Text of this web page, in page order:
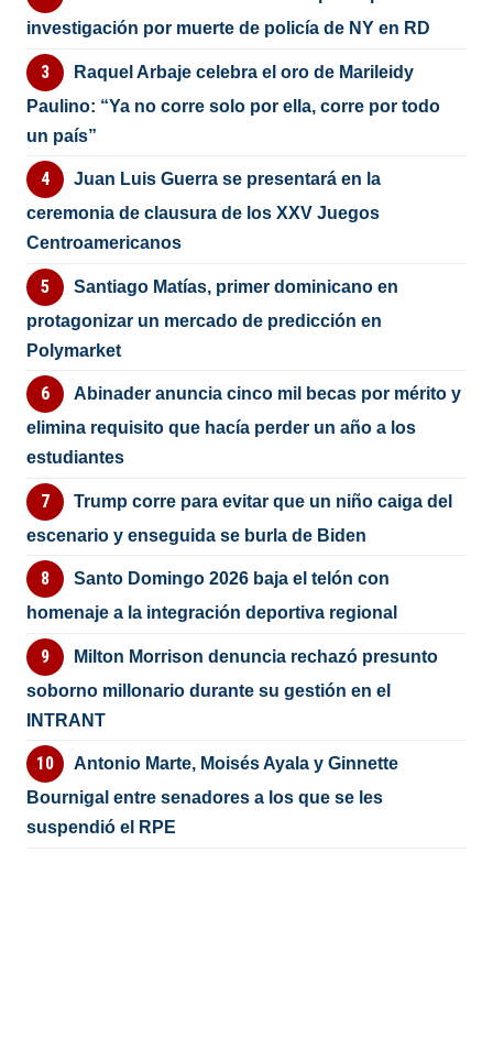
investigación por muerte de policía de NY en RD
Raquel Arbaje celebra el oro de Marileidy
Paulino: “Ya no corre solo por ella, corre por todo
un país”
Juan Luis Guerra se presentará en la
ceremonia de clausura de los XXV Juegos
Centroamericanos
Santiago Matías, primer dominicano en
protagonizar un mercado de predicción en
Polymarket
Abinader anuncia cinco mil becas por mérito y
elimina requisito que hacía perder un año a los
estudiantes
Trump corre para evitar que un niño caiga del
escenario y enseguida se burla de Biden
Santo Domingo 2026 baja el telón con
homenaje a la integración deportiva regional
Milton Morrison denuncia rechazó presunto
soborno millonario durante su gestión en el
INTRANT
Antonio Marte, Moisés Ayala y Ginnette
Bournigal entre senadores a los que se les
suspendió el RPE